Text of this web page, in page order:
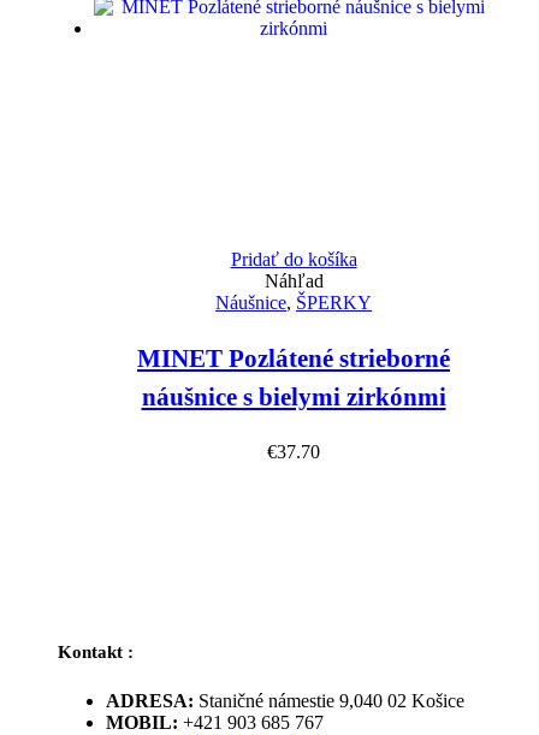
Pridať do košíka
Náhľad
Náušnice, ŠPERKY
MINET Pozlátené strieborné
náušnice s bielymi zirkónmi
€37.70
Kontakt :
ADRESA: Staničné námestie 9,040 02 Košice
MOBIL: +421 903 685 767